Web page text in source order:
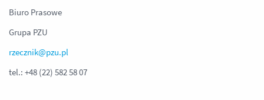
Biuro Prasowe
Grupa PZU
rzecznik@pzu.pl
tel.: +48 (22) 582 58 07